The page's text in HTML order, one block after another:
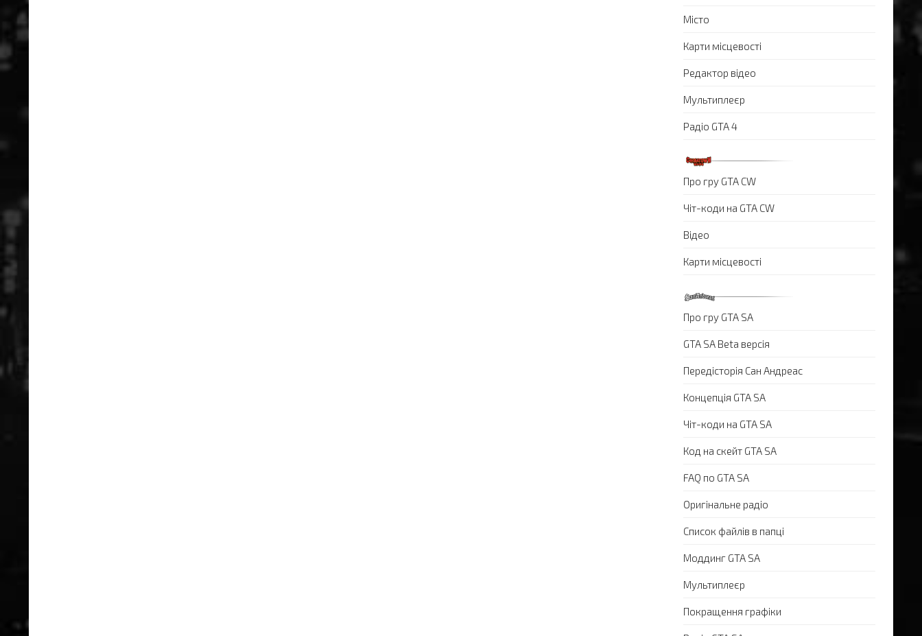
Місто
Карти місцевості
Редактор відео
Мультиплеєр
Радіо GTA 4
Про гру GTA CW
Чіт-коди на GTA CW
Відео
Карти місцевості
Про гру GTA SA
GTA SA Beta версія
Передісторія Сан Андреас
Концепція GTA SA
Чіт-коди на GTA SA
Код на скейт GTA SA
FAQ по GTA SA
Оригінальне радіо
Список файлів в папці
Моддинг GTA SA
Мультиплеєр
Покращення графіки